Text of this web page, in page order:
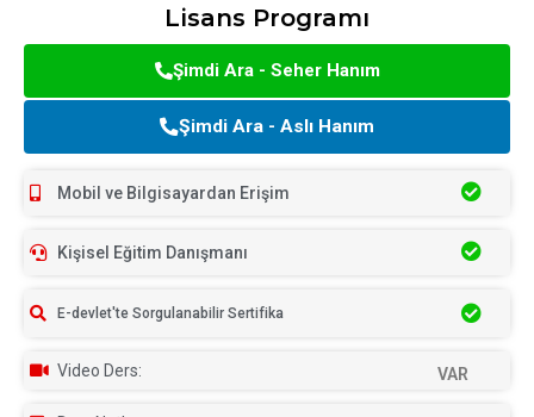
Lisans Programı
Şimdi Ara - Seher Hanım
Şimdi Ara - Aslı Hanım
Mobil ve Bilgisayardan Erişim
Kişisel Eğitim Danışmanı
E-devlet'te Sorgulanabilir Sertifika
Video Ders: VAR